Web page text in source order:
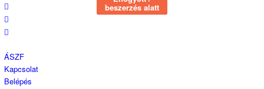
ÁSZF
Kapcsolat
Belépés
beszerzés alatt
beszerzés alatt